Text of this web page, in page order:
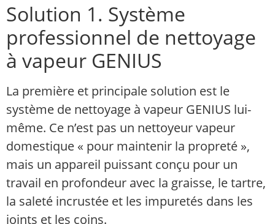
Solution 1. Système
professionnel de nettoyage
à vapeur GENIUS
La première et principale solution est le
système de nettoyage à vapeur GENIUS lui-
même. Ce n’est pas un nettoyeur vapeur
domestique « pour maintenir la propreté »,
mais un appareil puissant conçu pour un
travail en profondeur avec la graisse, le tartre,
la saleté incrustée et les impuretés dans les
joints et les coins.